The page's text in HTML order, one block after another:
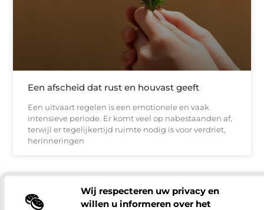
Wij respecteren uw privacy en
willen u informeren over het
Een afscheid dat rust en houvast geeft
Een uitvaart regelen is een emotionele en vaak
intensieve periode. Er komt veel op nabestaanden af,
terwijl er tegelijkertijd ruimte nodig is voor verdriet,
herinneringen
BEDRIJVEN